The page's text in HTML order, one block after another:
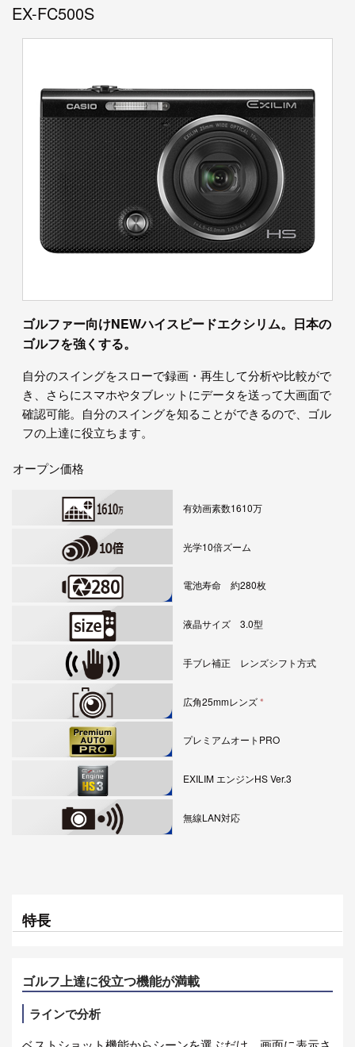
EX-FC500S
ゴルファー向けNEWハイスピードエクシリム。日本の
ゴルフを強くする。
自分のスイングをスローで録画・再生して分析や比較がで
き、さらにスマホやタブレットにデータを送って大画面で
確認可能。自分のスイングを知ることができるので、ゴル
フの上達に役立ちます。
オープン価格
有効画素数1610万
光学10倍ズーム
電池寿命 約280枚
液晶サイズ 3.0型
手ブレ補正 レンズシフト方式
広角25mmレンズ ※
プレミアムオートPRO
EXILIM エンジンHS Ver.3
無線LAN対応
特長
ゴルフ上達に役立つ機能が満載
ラインで分析